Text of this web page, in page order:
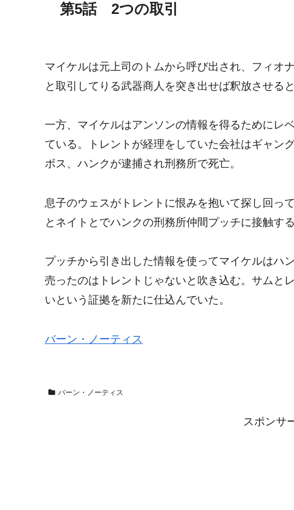
第5話 2つの取引
マイケルは元上司のトムから呼び出され、フィオ
と取引してりる武器商人を突き出せば釈放させる
一方、マイケルはアンソンの情報を得るためにレ
ている。トレントが経理をしていた会社はギャン
ボス、ハンクが逮捕され刑務所で死亡。
息子のウェスがトレントに恨みを抱いて探し回っ
とネイトとでハンクの刑務所仲間プッチに接触する
プッチから引き出した情報を使ってマイケルはハ
売ったのはトレントじゃないと吹き込む。サムと
いという証拠を新たに仕込んでいた。
バーン・ノーティス
バーン・ノーティス
スポンサ